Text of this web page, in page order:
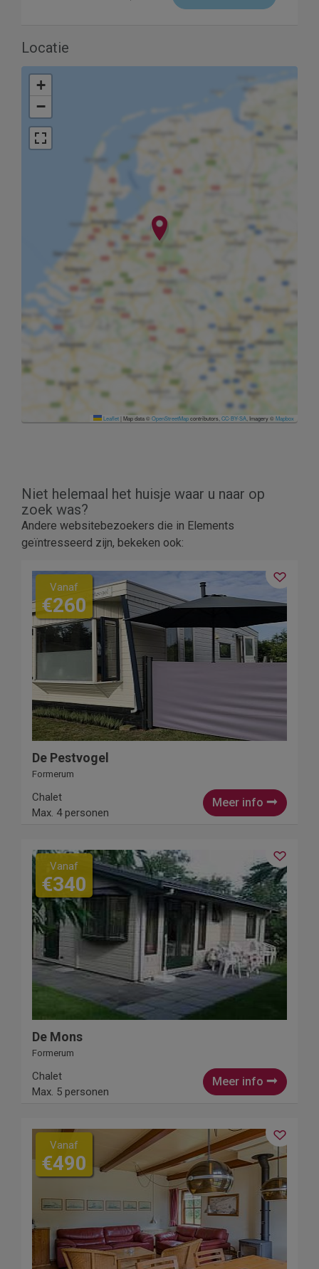
Locatie
+
−
Leaflet|Map data ©OpenStreetMapcontributors,CC-BY-SA, Imagery ©Mapbox
Niet helemaal het huisje waar u naar op
zoek was?
Andere websitebezoekers die in Elements
geïntresseerd zijn, bekeken ook:
Vanaf
€260
De Pestvogel
Formerum
Meer info
Chalet
Max. 4 personen
Vanaf
€340
De Mons
Formerum
Meer info
Chalet
Max. 5 personen
Vanaf
€490